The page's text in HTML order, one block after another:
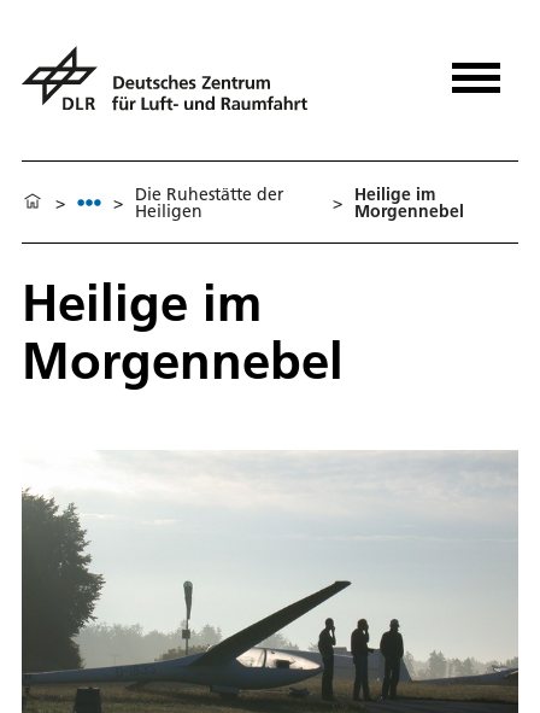
> > Die Ruhestätte der
Heiligen > Heilige im
Morgennebel
Heilige im
Morgennebel